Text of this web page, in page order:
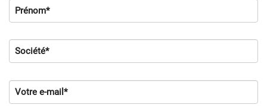
Prénom*
Société*
Votre e-mail*